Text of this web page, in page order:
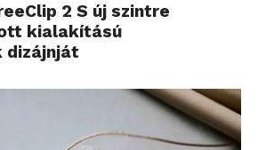
2 S új szintre
kialakítású